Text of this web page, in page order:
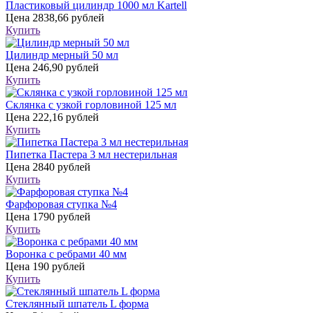
Пластиковый цилиндр 1000 мл Kartell
Цена 2838,66 рублей
Купить
Цилиндр мерный 50 мл
Цена 246,90 рублей
Купить
Склянка с узкой горловиной 125 мл
Цена 222,16 рублей
Купить
Пипетка Пастера 3 мл нестерильная
Цена 2840 рублей
Купить
Фарфоровая ступка №4
Цена 1790 рублей
Купить
Воронка с ребрами 40 мм
Цена 190 рублей
Купить
Стеклянный шпатель L форма